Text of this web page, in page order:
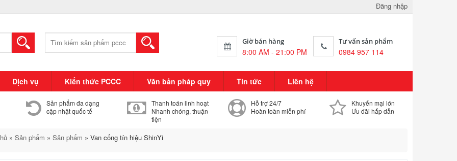
Đăng nhập
kiếm:
Giờ bán hàng
8:00 AM - 21:00 PM
Tư vấn sản phẩm
0984 957 114
Dịch vụ Kiến thức PCCC Văn bản pháp quy Tin tức Liên hệ
Sản phẩm đa dạng
cập nhật quốc tế
Thanh toán linh hoạt
Nhanh chóng, thuận
tiện
Hỗ trợ 24/7
Hoàn toàn miễn phí
Khuyến mại lớn
Ưu đãi hấp dẫn
» Sản phẩm » Sản phẩm » Van cổng tín hiệu ShinYi